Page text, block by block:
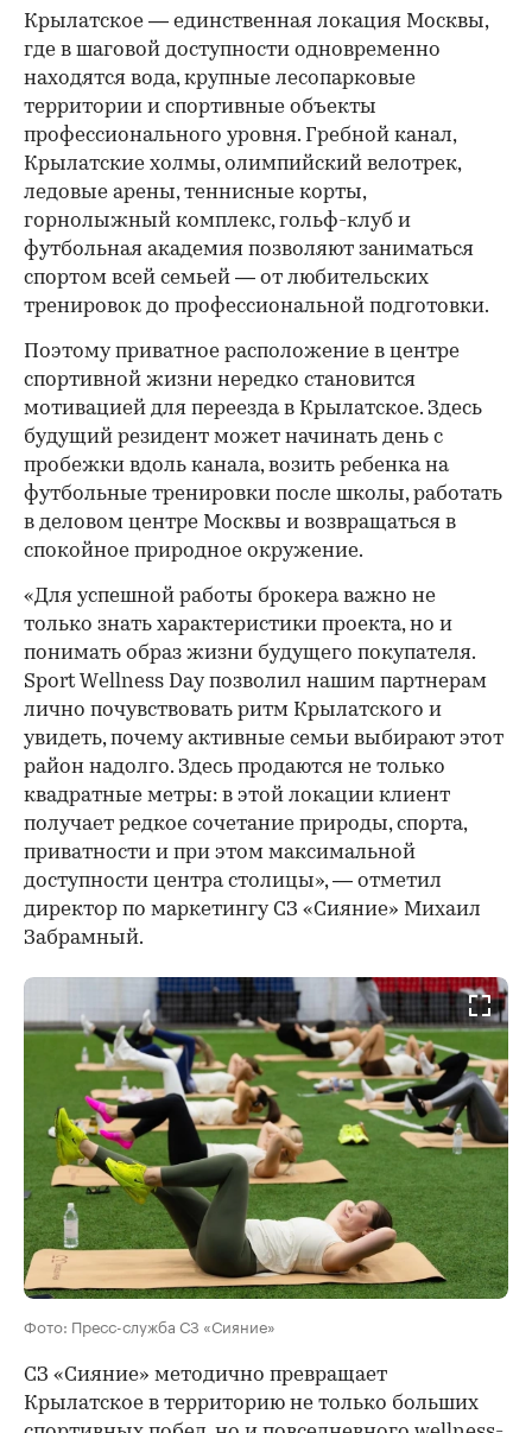
Крылатское — единственная локация Москвы,
где в шаговой доступности одновременно
находятся вода, крупные лесопарковые
территории и спортивные объекты
профессионального уровня. Гребной канал,
Крылатские холмы, олимпийский велотрек,
ледовые арены, теннисные корты,
горнолыжный комплекс, гольф-клуб и
футбольная академия позволяют заниматься
спортом всей семьей — от любительских
тренировок до профессиональной подготовки.
Поэтому приватное расположение в центре
спортивной жизни нередко становится
мотивацией для переезда в Крылатское. Здесь
будущий резидент может начинать день с
пробежки вдоль канала, возить ребенка на
футбольные тренировки после школы, работать
в деловом центре Москвы и возвращаться в
спокойное природное окружение.
«Для успешной работы брокера важно не
только знать характеристики проекта, но и
понимать образ жизни будущего покупателя.
Sport Wellness Day позволил нашим партнерам
лично почувствовать ритм Крылатского и
увидеть, почему активные семьи выбирают этот
район надолго. Здесь продаются не только
квадратные метры: в этой локации клиент
получает редкое сочетание природы, спорта,
приватности и при этом максимальной
доступности центра столицы», — отметил
директор по маркетингу СЗ «Сияние» Михаил
Забрамный.
Фото: Пресс-служба СЗ «Сияние»
СЗ «Сияние» методично превращает
Крылатское в территорию не только больших